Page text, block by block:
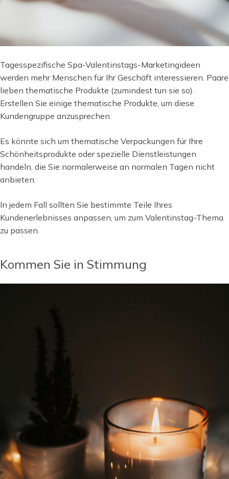
Tagesspezifische Spa-Valentinstags-Marketingideen
werden mehr Menschen für Ihr Geschäft interessieren. Paare
lieben thematische Produkte (zumindest tun sie so).
Erstellen Sie einige thematische Produkte, um diese
Kundengruppe anzusprechen.
Es könnte sich um thematische Verpackungen für Ihre
Schönheitsprodukte oder spezielle Dienstleistungen
handeln, die Sie normalerweise an normalen Tagen nicht
anbieten.
In jedem Fall sollten Sie bestimmte Teile Ihres
Kundenerlebnisses anpassen, um zum Valentinstag-Thema
zu passen.
Kommen Sie in Stimmung